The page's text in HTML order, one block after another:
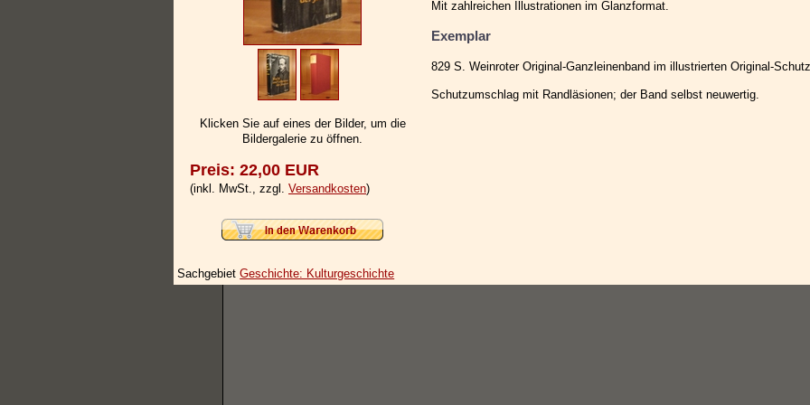
Klicken Sie auf eines der Bilder, um die
Bildergalerie zu öffnen.
Preis: 22,00 EUR
(inkl. MwSt., zzgl. Versandkosten)
Mit zahlreichen Illustrationen im Glanzformat.
Exemplar
829 S. Weinroter Original-Ganzleinenband im illustrierten Original-
Schutzumschlag mit Randläsionen; der Band selbst neuwertig.
SachgebietGeschichte: Kulturgeschichte